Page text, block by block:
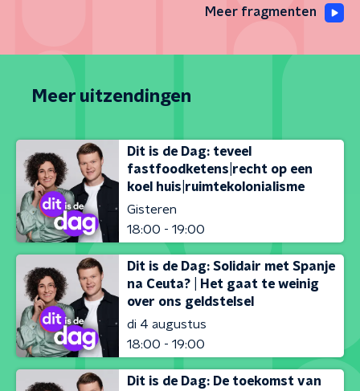
Meer fragmenten
Meer uitzendingen
Dit is de Dag: teveel
fastfoodketens|recht op een
koel huis|ruimtekolonialisme
Gisteren
18:00 - 19:00
Dit is de Dag: Solidair met Spanje
na Ceuta? | Het gaat te weinig
over ons geldstelsel
di 4 augustus
18:00 - 19:00
Dit is de Dag: De toekomst van